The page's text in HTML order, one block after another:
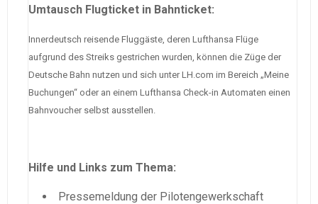
Umtausch Flugticket in Bahnticket:
Innerdeutsch reisende Fluggäste, deren Lufthansa Flüge
aufgrund des Streiks gestrichen wurden, können die Züge der
Deutsche Bahn nutzen und sich unter LH.com im Bereich „Meine
Buchungen“ oder an einem Lufthansa Check-in Automaten einen
Bahnvoucher selbst ausstellen.
Hilfe und Links zum Thema:
Pressemeldung der Pilotengewerkschaft